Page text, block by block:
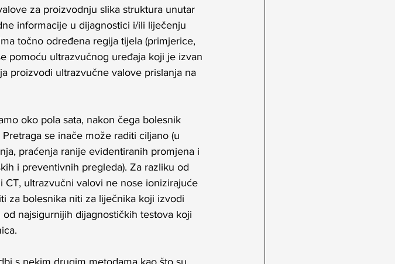
za proizvodnju slika struktura unutar
informacije u dijagnostici i/ili liječenju
točno određena regija tijela (primjerice,
pomoću ultrazvučnog uređaja koji je izvan
proizvodi ultrazvučne valove prislanja na
oko pola sata, nakon čega bolesnik
se inače može raditi ciljano (u
praćenja ranije evidentiranih promjena i
i preventivnih pregleda). Za razliku od
ultrazvučni valovi ne nose ionizirajuće
za bolesnika niti za liječnika koji izvodi
najsigurnijih dijagnostičkih testova koji
s nekim drugim metodama kao što su